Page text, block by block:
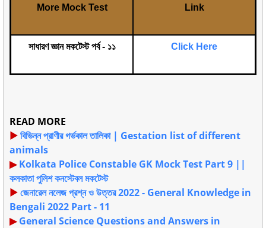
More Mock Test Link
সাধারণ জ্ঞান মকটেস্ট পর্ব - ১১ Click Here
READ MORE
▶বিভিন্ন প্রাণীর গর্ভকাল তালিকা | Gestation list of different
animals
▶Kolkata Police Constable GK Mock Test Part 9 ||
কলকাতা পুলিশ কনস্টেবল মকটেস্ট
▶জেনারেল নলেজ প্রশ্ন ও উত্তর 2022 - General Knowledge in
Bengali 2022 Part - 11
▶General Science Questions and Answers in